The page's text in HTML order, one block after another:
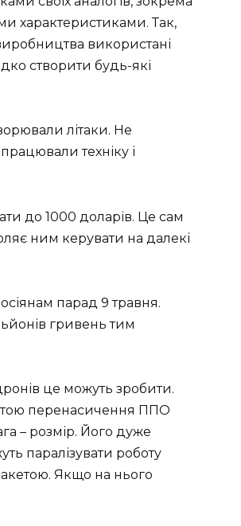
характеристиками. Так,
використані
створити будь-які
літаки. Не
техніку і
до 1000 доларів. Це сам
ним керувати на далекі
парад 9 травня.
гривень тим
це можуть зробити.
перенасичення ППО
– розмір. Його дуже
паралізувати роботу
Якщо на нього